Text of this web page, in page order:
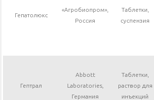
Гепатолюкс
«Агробиопром»,
Россия
Таблетки,
суспензия
Гептрал
Abbott
Laboratories,
Германия
Таблетки,
раствор для
инъекций